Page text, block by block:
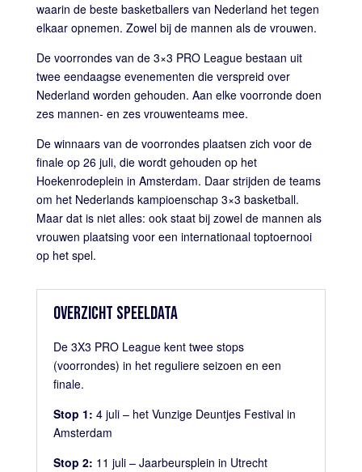
waarin de beste basketballers van Nederland het tegen
elkaar opnemen. Zowel bij de mannen als de vrouwen.
De voorrondes van de 3×3 PRO League bestaan uit
twee eendaagse evenementen die verspreid over
Nederland worden gehouden. Aan elke voorronde doen
zes mannen- en zes vrouwenteams mee.
De winnaars van de voorrondes plaatsen zich voor de
finale op 26 juli, die wordt gehouden op het
Hoekenrodeplein in Amsterdam. Daar strijden de teams
om het Nederlands kampioenschap 3×3 basketball.
Maar dat is niet alles: ook staat bij zowel de mannen als
vrouwen plaatsing voor een internationaal toptoernooi
op het spel.
OVERZICHT SPEELDATA
De 3X3 PRO League kent twee stops
(voorrondes) in het reguliere seizoen en een
finale.
Stop 1: 4juli – het Vunzige Deuntjes Festival in
Amsterdam
Stop 2: 11 juli – Jaarbeursplein in Utrecht